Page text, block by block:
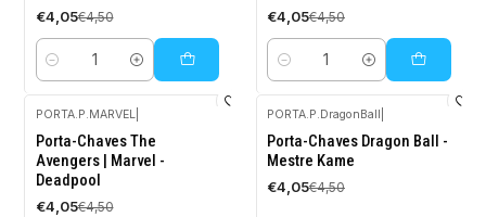
€4,05€4,50
Quantidade
€4,05€4,50
Quantidade
-10%
DESCONTO
PORTA.P.MARVEL
Porta-Chaves The
Avengers | Marvel -
Deadpool
€4,05€4,50
-10%
DESCONTO
PORTA.P.DragonBall
Porta-Chaves Dragon Ball -
Mestre Kame
€4,05€4,50